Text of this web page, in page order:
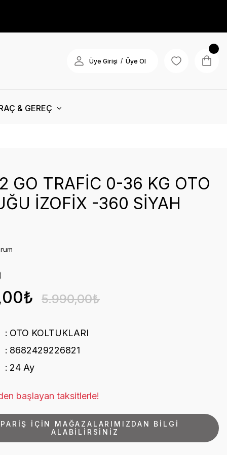
Üye Girişi / Üye Ol
& GEREÇ
GO TRAFİC 0-36 KG OTO
İZOFİX -360 SİYAH
5.990,00₺
OTO KOLTUKLARI
8682429226821
24 Ay
başlayan taksitlerle!
İÇİN MAĞAZALARIMIZDAN BİLGİ
ALABİLİRSİNİZ